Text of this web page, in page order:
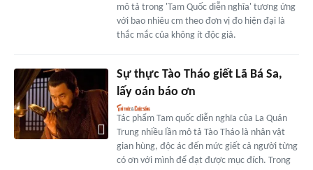
mô tả trong 'Tam Quốc diễn nghĩa' tương ứng
với bao nhiêu cm theo đơn vị đo hiện đại là
thắc mắc của không ít độc giả.
Sự thực Tào Tháo giết Lã Bá Sa,
lấy oán báo ơn
Tác phẩm Tam quốc diễn nghĩa của La Quán
Trung nhiều lần mô tả Tào Tháo là nhân vật
gian hùng, độc ác đến mức giết cả người từng
có ơn với mình để đạt được mục đích. Trong